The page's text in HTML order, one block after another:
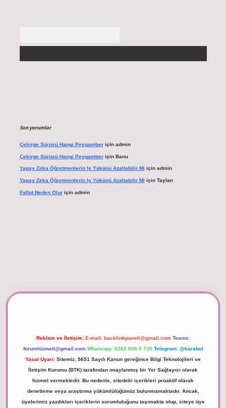
Son yorumlar
Çekirge Sürüsü Hangi Peygamberiçin admin
Çekirge Sürüsü Hangi Peygamberiçin Banu
Yapay Zeka Öğretmenlerin Iş Yükünü Azaltabilir Mi için admin
Yapay Zeka Öğretmenlerin Iş Yükünü Azaltabilir Mi için Taylan
Fallot Neden Oluriçin admin
Reklam ve İletişim: E-mail: backlinkpaneli@gmail.com Teams:
forumhizmeti@gmail.com Whatsapp: 0262 606 0 726 Telegram: @karabul
Yasal Uyarı: Sitemiz, 5651 Sayılı Kanun gereğince Bilgi Teknolojileri ve
İletişim Kurumu (BTK) tarafından onaylanmış bir Yer Sağlayıcı olarak
hizmet vermektedir. Bu nedenle, sitedeki içerikleri proaktif olarak
denetleme veya araştırma yükümlülüğümüz bulunmamaktadır. Ancak,
üyelerimiz yazdıkları içeriklerin sorumluluğunu taşımakta olup, siteye üye